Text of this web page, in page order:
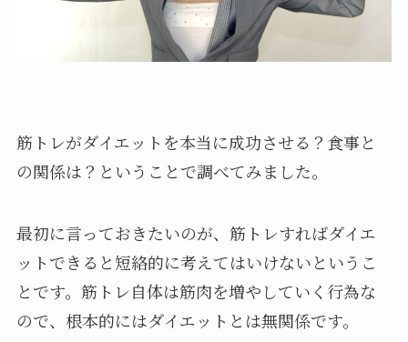
筋トレがダイエットを本当に成功させる？食事と
の関係は？ということで調べてみました。
最初に言っておきたいのが、筋トレすればダイエ
ットできると短絡的に考えてはいけないというこ
とです。筋トレ自体は筋肉を増やしていく行為な
ので、根本的にはダイエットとは無関係です。